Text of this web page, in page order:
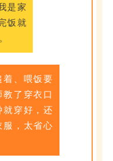
是家
饭就
着、喂饭要
了穿衣口
就穿好，还
服，太省心